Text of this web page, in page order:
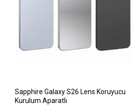
Sapphire Galaxy S26 Lens Koruyucu
Kurulum Aparatlı